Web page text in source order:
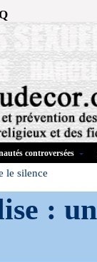
controversées
le silence
: